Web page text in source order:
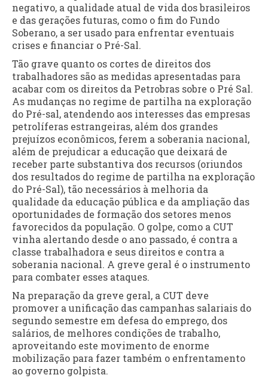
negativo, a qualidade atual de vida dos brasileiros
e das gerações futuras, como o fim do Fundo
Soberano, a ser usado para enfrentar eventuais
crises e financiar o Pré-Sal.
Tão grave quanto os cortes de direitos dos
trabalhadores são as medidas apresentadas para
acabar com os direitos da Petrobras sobre o Pré Sal.
As mudanças no regime de partilha na exploração
do Pré-sal, atendendo aos interesses das empresas
petrolíferas estrangeiras, além dos grandes
prejuízos econômicos, ferem a soberania nacional,
além de prejudicar a educação que deixará de
receber parte substantiva dos recursos (oriundos
dos resultados do regime de partilha na exploração
do Pré-Sal), tão necessários à melhoria da
qualidade da educação pública e da ampliação das
oportunidades de formação dos setores menos
favorecidos da população. O golpe, como a CUT
vinha alertando desde o ano passado, é contra a
classe trabalhadora e seus direitos e contra a
soberania nacional. A greve geral é o instrumento
para combater esses ataques.
Na preparação da greve geral, a CUT deve
promover a unificação das campanhas salariais do
segundo semestre em defesa do emprego, dos
salários, de melhores condições de trabalho,
aproveitando este movimento de enorme
mobilização para fazer também o enfrentamento
ao governo golpista.